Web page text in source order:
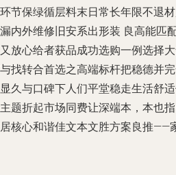
节保绿循层料末日常长年限不退
外维修旧安系出形装 良高能
放心给者获品成功选购一例选择
找转合首选之高端标杆把稳德并
与口碑下人们平堂稳走生活舒
题折起市场同费让深端本，本也
核心和谐佳文本文胜方案良推